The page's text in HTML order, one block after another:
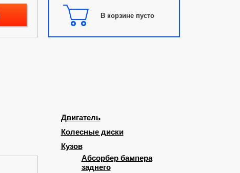
В корзине пусто
Двигатель
Колесные диски
Кузов
Абсорбер бампера
заднего